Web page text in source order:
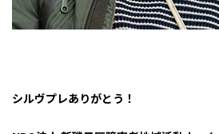
シルヴプレありがとう！